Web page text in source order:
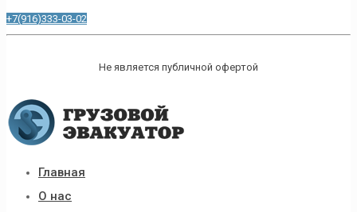
+7(916)333-03-02
Не является публичной офертой
Главная
О нас